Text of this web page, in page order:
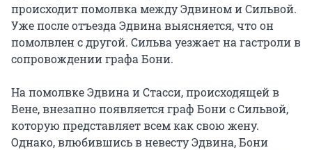
происходит помолвка между Эдвином и Сильвой.
Уже после отъезда Эдвина выясняется, что он
помолвлен с другой. Сильва уезжает на гастроли в
сопровождении графа Бони.
На помолвке Эдвина и Стасси, происходящей в
Вене, внезапно появляется граф Бони с Сильвой,
которую представляет всем как свою жену.
Однако, влюбившись в невесту Эдвина, Бони